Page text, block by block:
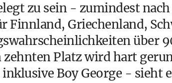
zu sein - zumindest
Finnland, Griechenland,
über
Platz wird hart
Boy George - sieht